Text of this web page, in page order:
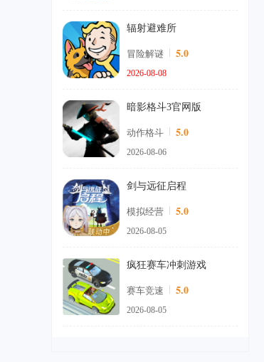
辐射避难所
冒险解谜 5.0
2026-08-08
暗影格斗3官网版
动作格斗 5.0
2026-08-06
剑与远征启程
模拟经营 5.0
2026-08-05
疯狂赛车冲刺游戏
赛车竞速 5.0
2026-08-05